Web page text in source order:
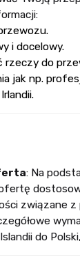
i docelowy.
rzeczy do
jak np.
: Na
związane
do